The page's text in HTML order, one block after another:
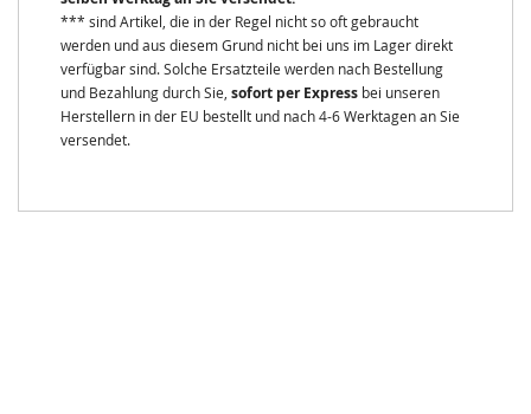
*** sind Artikel, die in der Regel nicht so oft gebraucht
werden und aus diesem Grund nicht bei uns im Lager direkt
verfügbar sind. Solche Ersatzteile werden nach Bestellung
und Bezahlung durch Sie, sofort per Express bei unseren
Herstellern in der EU bestellt und nach 4-6 Werktagen an Sie
versendet.